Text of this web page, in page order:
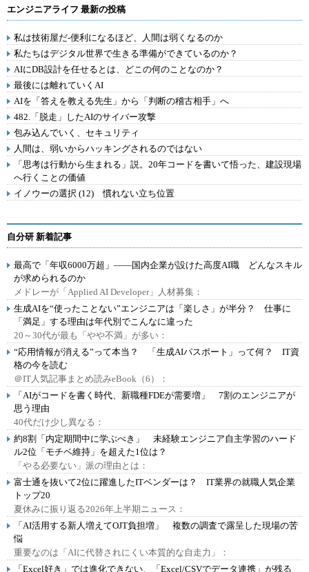
エンジニアライフ 最新の投稿
私は技術屋だ-便利になるほど、人間は弱くなるのか
私たちはデジタル世界で生きる準備ができているのか？
AIにDB設計を任せるとは、どこの何のことなのか？
最後には離れていくAI
AIを「答えを教える先生」から「判断の稽古相手」へ
482.「脱走」したAIのサイバー攻撃
包み込んでいく、セキュリティ
人間は、弱いからハッキングされるのではない
「思考は行動から生まれる」説。20年コードを書いて悟った、建設現場
へ行くことの価値
イノウーの選択 (12) 慣れない立ち位置
自分研 新着記事
最高で「年収6000万超」――国内企業が設けた高度AI職 どんなスキル
が求められるのか
メドレーが「Applied AI Developer」人材募集：
生成AIを“使ったことない”エンジニアは「楽しさ」が半分？ 仕事に
「満足」する理由は年代別でこんなに違った
20～30代が最も「やや不満」が多い：
“応用情報が消える”って本当？ 「生成AIパスポート」って何？ IT資
格の今を読む
＠IT人気記事まとめ読みeBook（6）：
「AIがコードを書く時代、新職種FDEが需要増」 7割のエンジニアが
思う理由
40代だけ少し異なる：
約8割「内定期間中に学ぶべき」 未経験エンジニア自主学習のハード
ル2位「モチベ維持」を超えた1位は？
「やる必要ない」派の理由とは：
富士通を抜いて2位に躍進したITベンダーは？ IT業界の就職人気企業
トップ20
夏休みに振り返る2026年上半期ニュース：
「AI活用する新人増えてOJT負担増」 複数の調査で露呈した現場の苦
悩
重要なのは「AIに代替されにくい本質的な自走力」：
「Excel好き」では進化できない、「Excel/CSVでデータ連携」が残る